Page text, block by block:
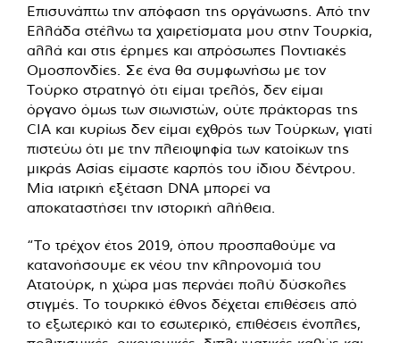
Επισυνάπτω την απόφαση της οργάνωσης. Από την
Ελλάδα στέλνω τα χαιρετίσματα μου στην Τουρκία,
αλλά και στις έρημες και απρόσωπες Ποντιακές
Ομοσπονδίες. Σε ένα θα συμφωνήσω με τον
Τούρκο στρατηγό ότι είμαι τρελός, δεν είμαι
όργανο όμως των σιωνιστών, ούτε πράκτορας της
CIA και κυρίως δεν είμαι εχθρός των Τούρκων, γιατί
πιστεύω ότι με την πλειοψηφία των κατοίκων της
μικράς Ασίας είμαστε καρπός του ίδιου δέντρου.
Μία ιατρική εξέταση DNA μπορεί να
αποκαταστήσει την ιστορική αλήθεια.
“To τρέχον έτος 2019, όπου προσπαθούμε να
κατανοήσουμε εκ νέου την κληρονομιά του
Ατατούρκ, η χώρα μας περνάει πολύ δύσκολες
στιγμές. Το τουρκικό έθνος δέχεται επιθέσεις από
το εξωτερικό και το εσωτερικό, επιθέσεις ένοπλες,